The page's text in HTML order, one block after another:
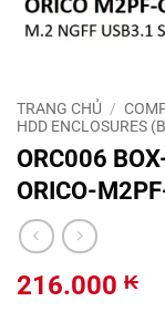
TRANG CHỦ /
HDD ENCLOSURES
ORC006
ORICO-
216.000 ₭